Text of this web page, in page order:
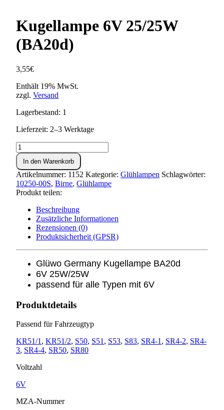
Kugellampe 6V 25/25W
(BA20d)
3,55€
Enthält 19% MwSt.
zzgl. Versand
Lagerbestand: 1
Lieferzeit: 2–3 Werktage
Kugellampe
6V
25/25W
(BA20d)
Menge
In den Warenkorb
Artikelnummer: 1152 Kategorie: Glühlampen Schlagwörter:
10250-00S, Birne, Glühlampe
Produkt teilen:
Beschreibung
Zusätzliche Informationen
Rezensionen (0)
Produktsicherheit (GPSR)
Glüwo Germany Kugellampe BA20d
6V 25W/25W
passend für alle Typen mit 6V
Produktdetails
Passend für Fahrzeugtyp
KR51/1 , KR51/2, S50, S51 , S53, S83, SR4-1 , SR4-2, SR4-
3, SR4-4, SR50, SR80
Voltzahl
6V
MZA-Nummer